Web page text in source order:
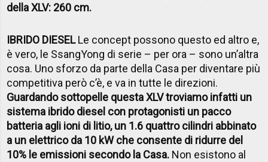
della XLV: 260 cm.
IBRIDO DIESELLe concept possono questo ed altro e,
è vero, le SsangYong di serie – per ora – sono un’altra
cosa. Uno sforzo da parte della Casa per diventare più
competitiva però c’è, e va in tutte le direzioni.
Guardando sottopelle questa XLV troviamo infatti un
sistema ibrido diesel con protagonisti un pacco
batteria agli ioni di litio, un 1.6 quattro cilindri abbinato
a un elettrico da 10 kW che consente di ridurre del
10% le emissioni secondo la Casa. Non esistono al